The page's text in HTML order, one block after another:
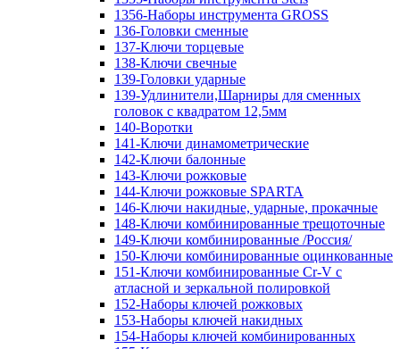
1356-Наборы инструмента GROSS
136-Головки сменные
137-Ключи торцевые
138-Ключи свечные
139-Головки ударные
139-Удлинители,Шарниры для сменных
головок с квадратом 12,5мм
140-Воротки
141-Ключи динамометрические
142-Ключи балонные
143-Ключи рожковые
144-Ключи рожковые SPARTA
146-Ключи накидные, ударные, прокачные
148-Ключи комбинированные трещоточные
149-Ключи комбинированные /Россия/
150-Ключи комбинированные оцинкованные
151-Ключи комбинированные Cr-V с
атласной и зеркальной полировкой
152-Наборы ключей рожковых
153-Наборы ключей накидных
154-Наборы ключей комбинированных